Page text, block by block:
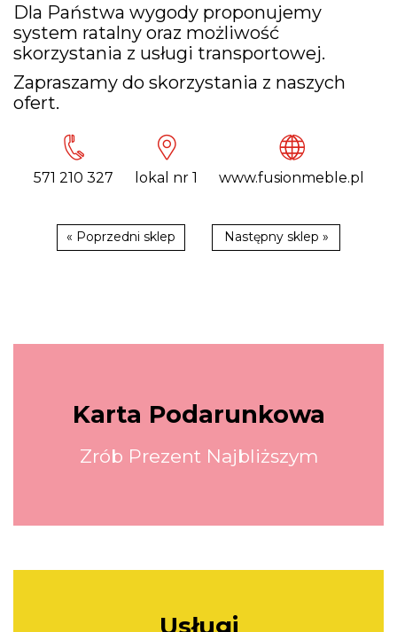
Dla Państwa wygody proponujemy
system ratalny oraz możliwość
skorzystania z usługi transportowej.
Zapraszamy do skorzystania z naszych
ofert.
571 210 327 lokal nr 1 www.fusionmeble.pl
« Poprzedni sklep Następny sklep »
Karta Podarunkowa
Zrób Prezent Najbliższym
Usługi